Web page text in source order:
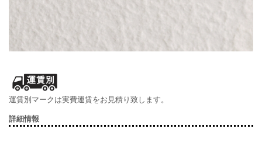
運賃別マークは実費運賃をお見積り致します。
詳細情報